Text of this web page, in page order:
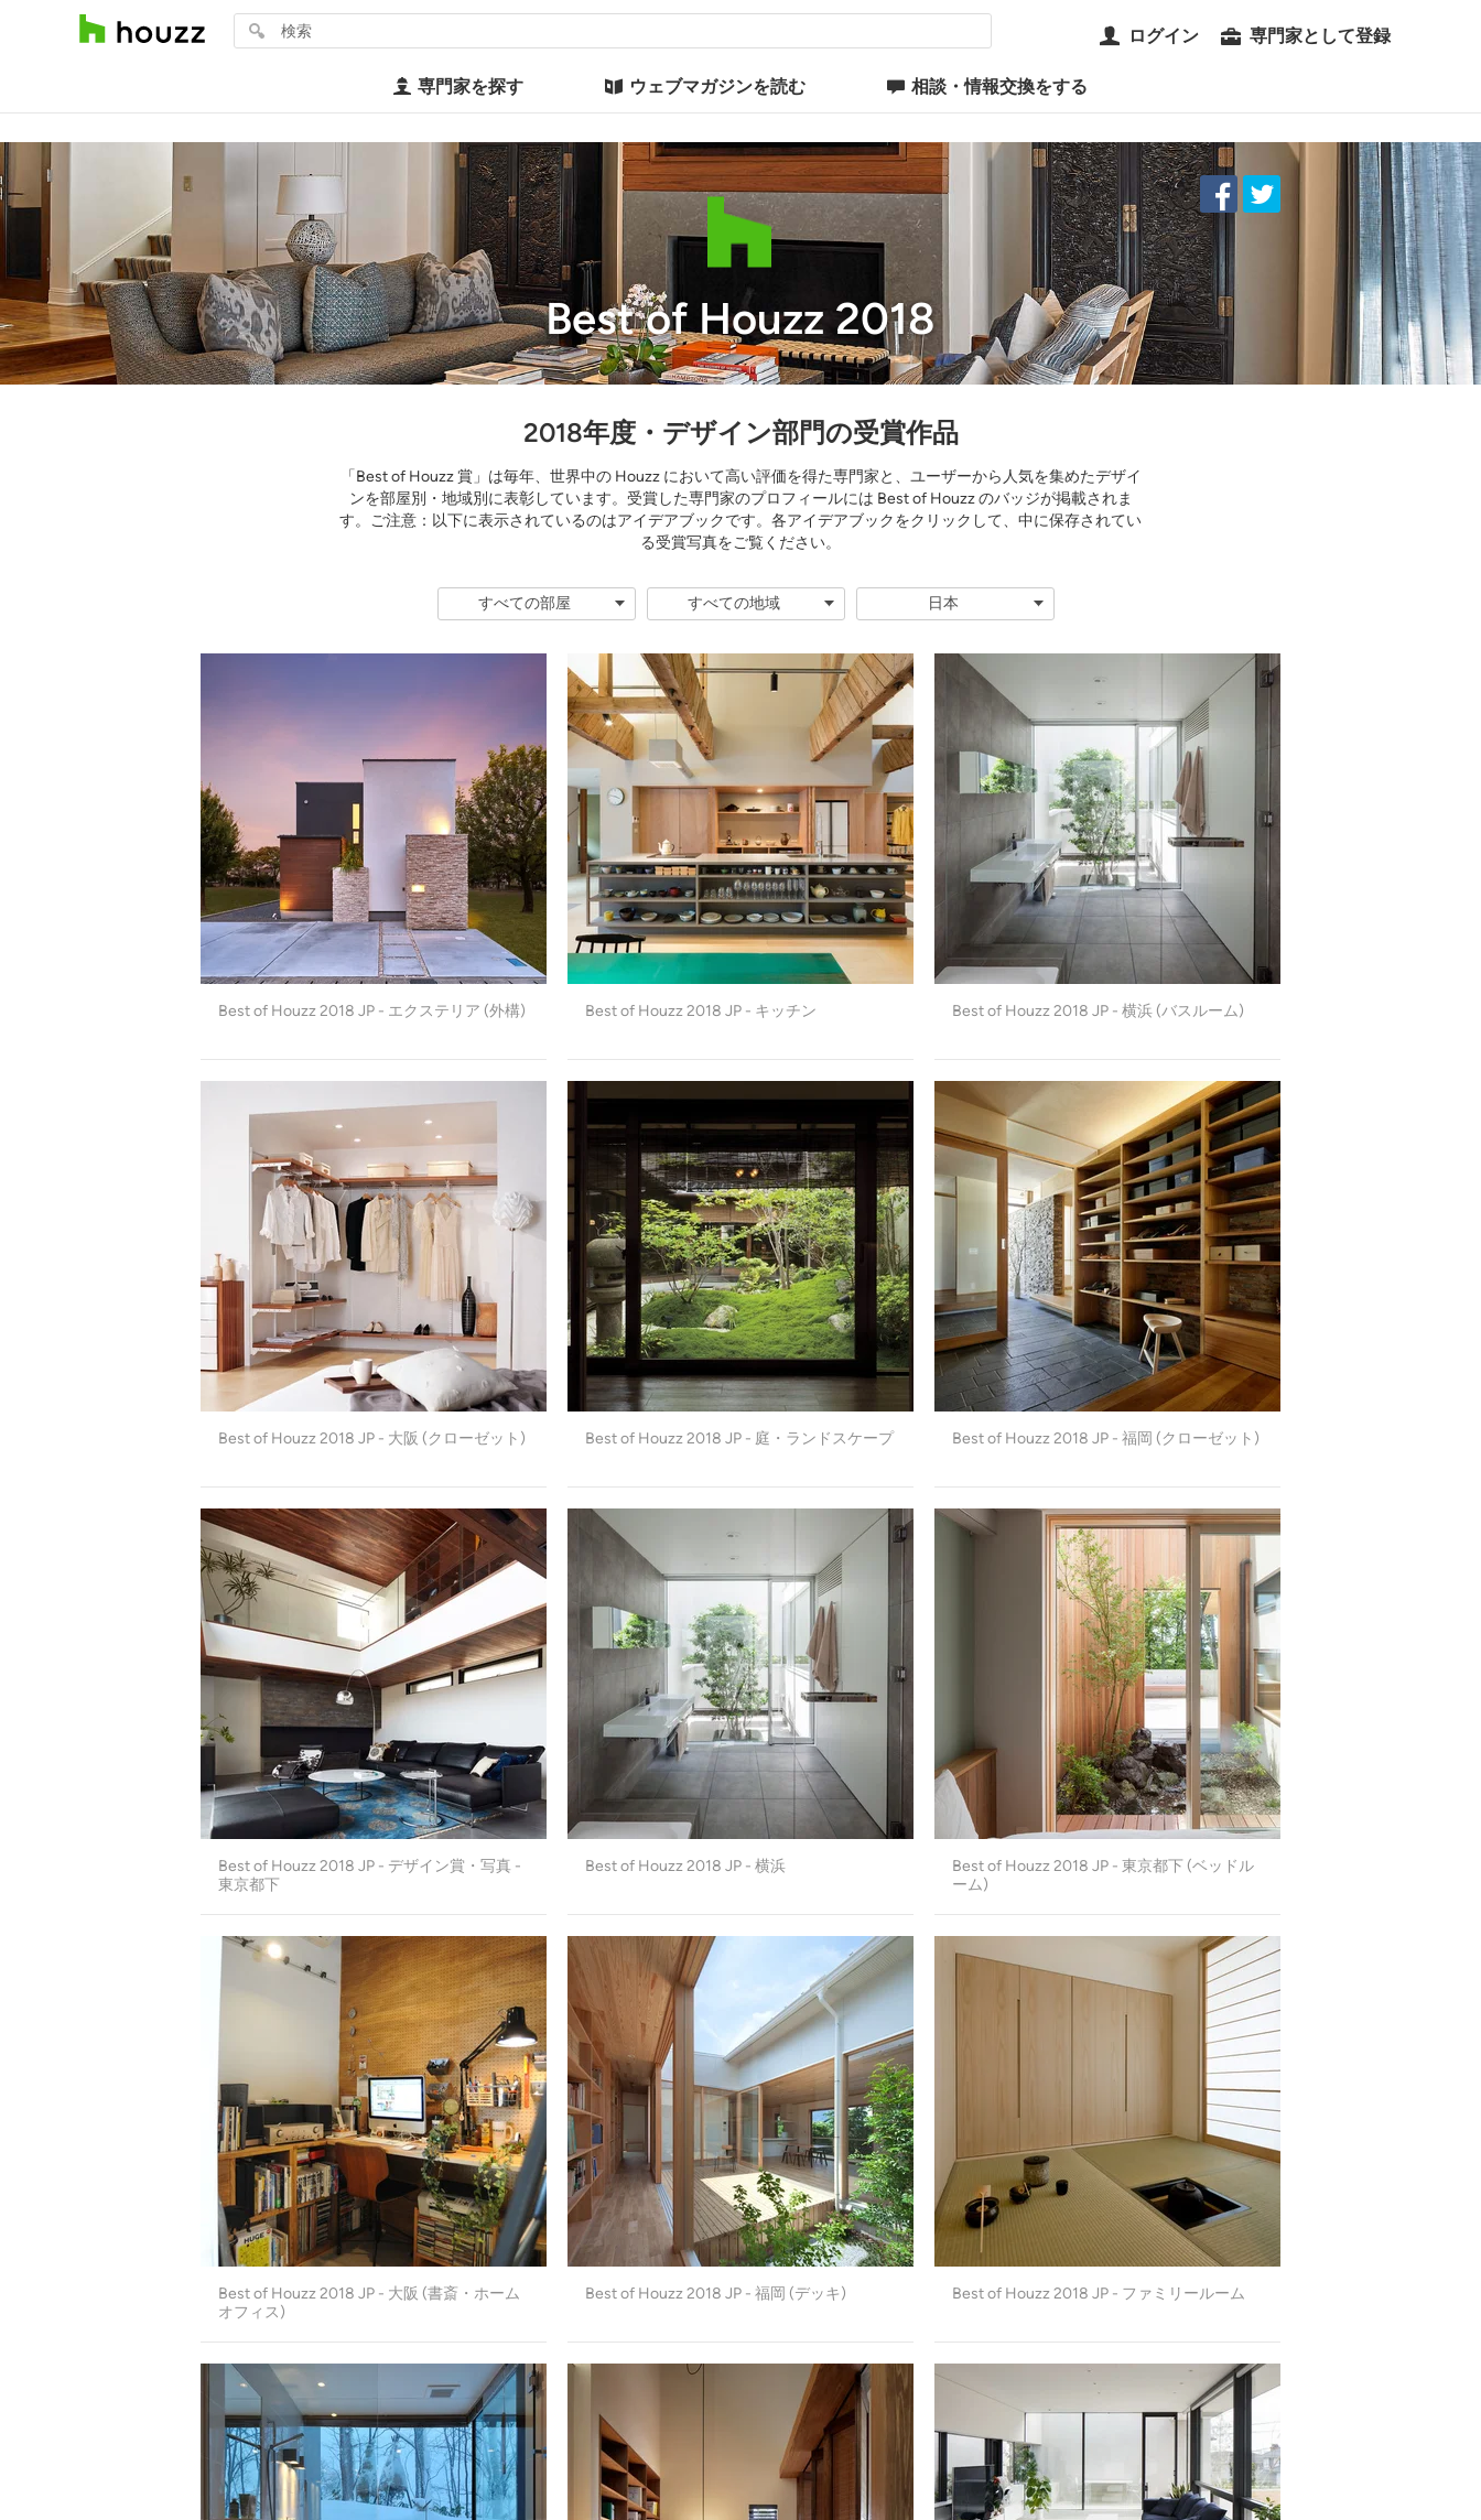
ログイン 専門家として登録
専門家を探す ウェブマガジンを読む 相談・情報交換をする
Best of Houzz 2018
2018年度・デザイン部門の受賞作品
「Best of Houzz 賞」は毎年、世界中の Houzz において高い評価を得た専門家と、ユーザーから人気を集めたデザイ
ンを部屋別・地域別に表彰しています。受賞した専門家のプロフィールには Best of Houzz のバッジが掲載されま
す。ご注意：以下に表示されているのはアイデアブックです。各アイデアブックをクリックして、中に保存されてい
る受賞写真をご覧ください。
すべての部屋 すべての地域 日本
Best of Houzz 2018 JP - エクステリア (外構) Best of Houzz 2018 JP - キッチン Best of Houzz 2018 JP - 横浜 (バスルーム)
Best of Houzz 2018 JP - 大阪 (クローゼット) Best of Houzz 2018 JP - 庭・ランドスケープ Best of Houzz 2018 JP - 福岡 (クローゼット)
Best of Houzz 2018 JP - デザイン賞・写真 -
東京都下
Best of Houzz 2018 JP - 横浜
Best of Houzz 2018 JP - 東京都下 (ベッドル
ーム)
Best of Houzz 2018 JP - 大阪 (書斎・ホーム
オフィス)
Best of Houzz 2018 JP - 福岡 (デッキ) Best of Houzz 2018 JP - ファミリールーム